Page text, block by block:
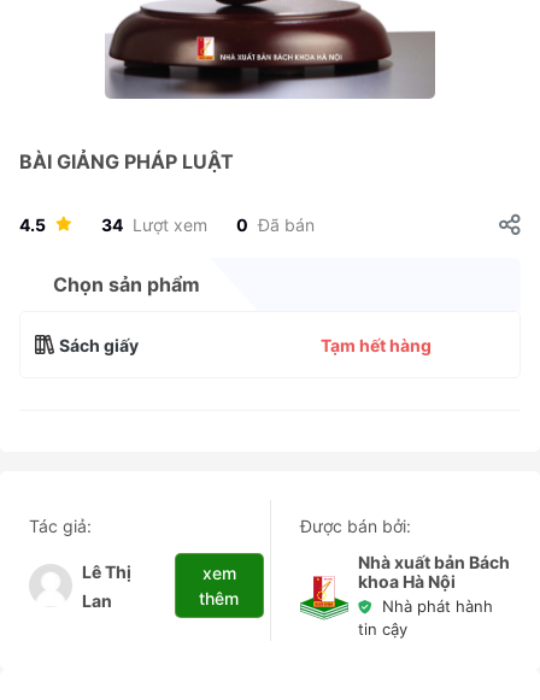
BÀI GIẢNG PHÁP LUẬT
4.5 34 Lượt xem 0 Đã bán
Chọn sản phẩm
Sách giấy Tạm hết hàng
Tác giả:
Lê Thị
Lan
xem
thêm
Được bán bởi:
Nhà xuất bản Bách
khoa Hà Nội
Nhà phát hành
tin cậy